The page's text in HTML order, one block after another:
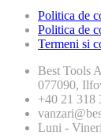
Politica de
Politica de
Termeni si
Best Tools
077090,
+40 21 318
Luni -